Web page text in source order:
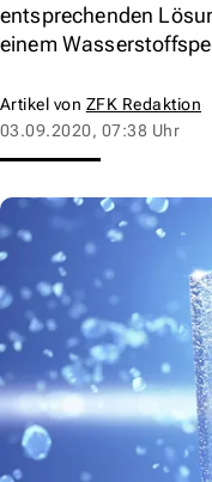
entsprechenden
einem
Artikel von ZFK Redaktion
03.09.2020, 07:38 Uhr